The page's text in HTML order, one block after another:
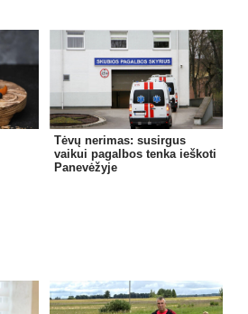
Tėvų nerimas: susirgus
vaikui pagalbos tenka ieškoti
Panevėžyje